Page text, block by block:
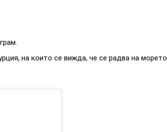
на които се вижда, че се радва на морето